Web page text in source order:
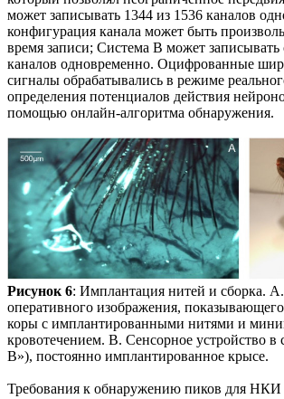
может записывать 1344 из 1536 каналов
конфигурация канала может быть
время записи; Система B может записывать
каналов одновременно. Оцифрованные
сигналы обрабатывались в режиме
определения потенциалов действия
помощью онлайн-алгоритма обнаружения.
Рисунок 6: Имплантация нитей и сборка.
оперативного изображения,
коры с имплантированными нитями и
кровотечением. B. Сенсорное устройство в
B»), постоянно имплантированное крысе.
Требования к обнаружению пиков для НКИ